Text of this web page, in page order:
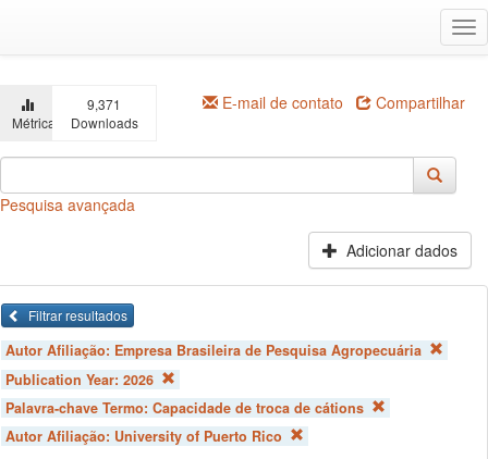
principal
Métricas
9,371
Downloads
E-mail de contato Compartilhar
Pesquisa avançada
Adicionar dados
Filtrar resultados
Autor Afiliação: Empresa Brasileira de Pesquisa Agropecuária
Publication Year: 2026
Palavra-chave Termo: Capacidade de troca de cátions
Autor Afiliação: University of Puerto Rico